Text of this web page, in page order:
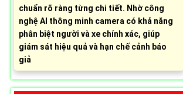
chuẩn rõ ràng từng chi tiết. Nhờ công
nghệ AI thông minh camera có khả năng
phân biệt người và xe chính xác, giúp
giám sát hiệu quả và hạn chế cảnh báo
giả